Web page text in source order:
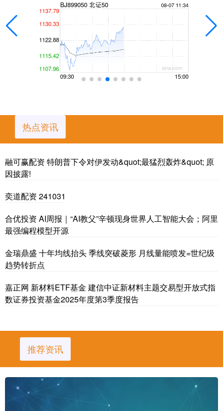
热点资讯
融可赢配资 特朗普下令对伊发动&quot;最猛烈轰炸&quot; 原
因披露!
奕道配资 241031
合优投资 AI周报｜“AI教父”辛顿现身世界人工智能大会；阿里
最强编程模型开源
金瑞鼎盛 十年均线抬头 季线突破菱形 月线量能喷发=世纪级
趋势转折点
嘉正网 新材料ETF基金 建信中证新材料主题交易型开放式指
数证券投资基金2025年度第3季度报告
推荐资讯